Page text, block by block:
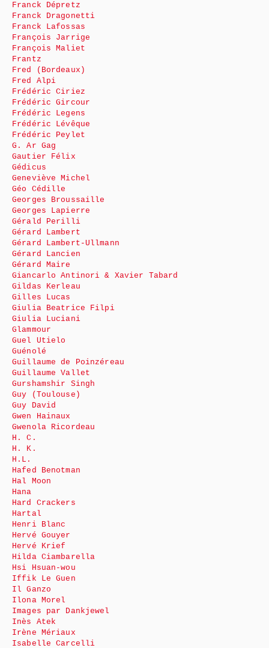
Franck Dépretz
Franck Dragonetti
Franck Lafossas
François Jarrige
François Maliet
Frantz
Fred (Bordeaux)
Fred Alpi
Frédéric Ciriez
Frédéric Gircour
Frédéric Legens
Frédéric Lévêque
Frédéric Peylet
G. Ar Gag
Gautier Félix
Gédicus
Geneviève Michel
Géo Cédille
Georges Broussaille
Georges Lapierre
Gérald Perilli
Gérard Lambert
Gérard Lambert-Ullmann
Gérard Lancien
Gérard Maire
Giancarlo Antinori & Xavier Tabard
Gildas Kerleau
Gilles Lucas
Giulia Beatrice Filpi
Giulia Luciani
Glammour
Guel Utielo
Guénolé
Guillaume de Poinzéreau
Guillaume Vallet
Gurshamshir Singh
Guy (Toulouse)
Guy David
Gwen Hainaux
Gwenola Ricordeau
H. C.
H. K.
H.L.
Hafed Benotman
Hal Moon
Hana
Hard Crackers
Hartal
Henri Blanc
Hervé Gouyer
Hervé Krief
Hilda Ciambarella
Hsi Hsuan-wou
Iffik Le Guen
Il Ganzo
Ilona Morel
Images par Dankjewel
Inès Atek
Irène Mériaux
Isabelle Carcelli